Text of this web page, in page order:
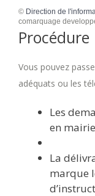
© Direction de
comarquage
Procédure
Vous pouvez
adéquats ou les
Les
en
La
marque